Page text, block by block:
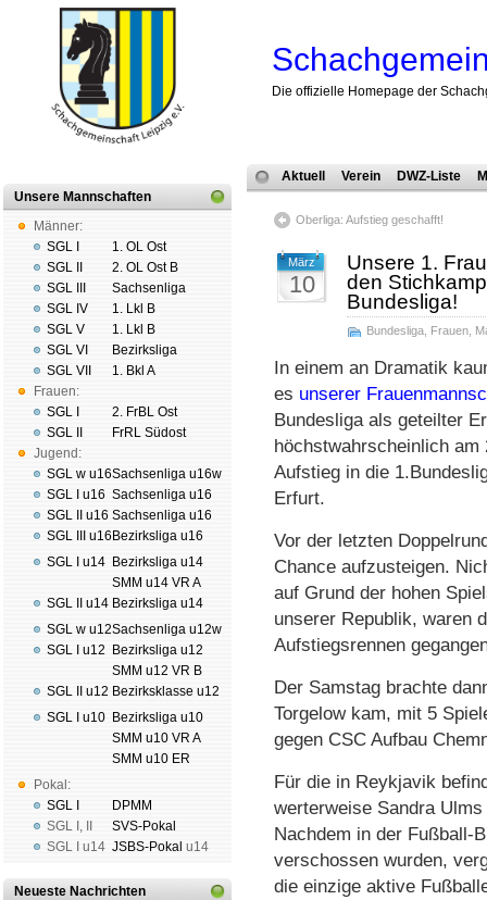
Die offizielle Homepage der
Unsere Mannschaften
Männer:
SGL I
SGL II
SGL III
SGL IV
SGL V
SGL VI
SGL VII
Frauen:
SGL I
SGL II
Jugend:
SGL w u16
SGL I u16
SGL II u16
SGL III u16
SGL I u14
SGL II u14
SGL w u12
SGL I u12
SGL II u12
SGL I u10
Pokal:
SGL I
SGL I ,
SGL I
u14
1. OL Ost
2. OL Ost B
Sachsenliga
1. Lkl B
1. Lkl B
Bezirksliga
1. Bkl A
2. FrBL Ost
FrRL Südost
Sachsenliga u16w
Sachsenliga u16
Sachsenliga u16
Bezirksliga u16
Bezirksliga u14
SMM u14 VR A
Bezirksliga u14
Sachsenliga u12w
Bezirksliga u12
SMM u12 VR B
Bezirksklasse u12
Bezirksliga u10
SMM u10 VR A
SMM u10 ER
DPMM
SVS-Pokal
JSBS-Pokal u14
Neueste Nachrichten
Aktuell Verein DWZ-Liste
Oberliga: Aufstieg geschafft!
März
10
Unsere 1.
den
Bundesliga!
Bundesliga Frauen
In einem an Dramatik
es unserer
Bundesliga als geteilter
höchst­wahr­schein­lich
Aufstieg in die
Erfurt.
Vor der letzten
Chance aufzusteigen.
auf Grund der hohen
unserer Republik, waren
Aufstiegsrennen
Der Samstag brachte
Torgelow kam, mit 5
gegen CSC Aufbau
Für die in Reykjavik
werter­weise Sandra
Nachdem in der Fußball-
verschossen wurden,
die einzige aktive